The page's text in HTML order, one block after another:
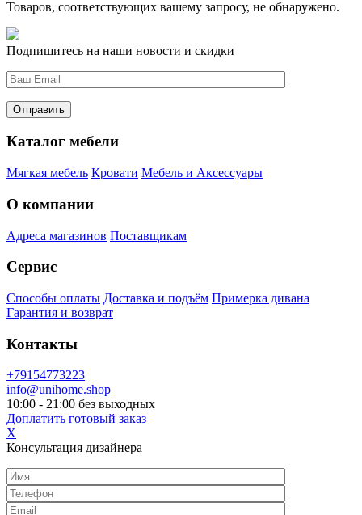
Товаров, соответствующих вашему запросу, не обнаружено.
Подпишитесь на наши новости и скидки
Каталог мебели
Мягкая мебель Кровати Мебель и Аксессуары
О компании
Адреса магазинов Поставщикам
Сервис
Способы оплаты Доставка и подъём Примерка дивана
Гарантия и возврат
Контакты
+79154773223
info@unihome.shop
10:00 - 21:00 без выходных
Доплатить готовый заказ
X
Консультация дизайнера